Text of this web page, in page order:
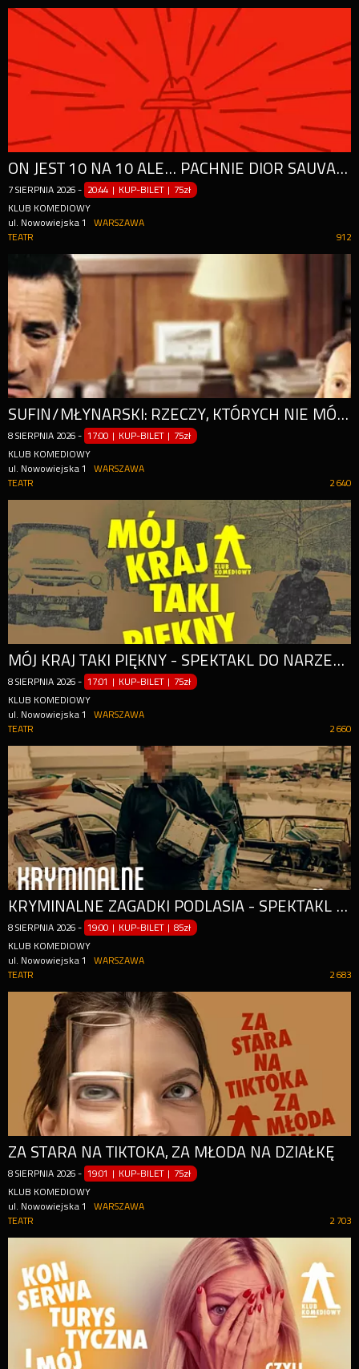
ON JEST 10 NA 10 ALE... PACHNIE DIOR SAUVAGE - RANDKI DLA WYBREDNYCH
7 SIERPNIA 2026 - 20:44 | KUP-BILET | 75zł
KLUB KOMEDIOWY
ul. Nowowiejska 1
WARSZAWA
912
TEATR
SUFIN/MŁYNARSKI: RZECZY, KTÓRYCH NIE MÓWIĘ SWOJEMU TERAPEUCIE
8 SIERPNIA 2026 - 17:00 | KUP-BILET | 75zł
KLUB KOMEDIOWY
ul. Nowowiejska 1
WARSZAWA
2 640
TEATR
MÓJ KRAJ TAKI PIĘKNY - SPEKTAKL DO NARZEKANIA | NOWOŚĆ
8 SIERPNIA 2026 - 17:01 | KUP-BILET | 75zł
KLUB KOMEDIOWY
ul. Nowowiejska 1
WARSZAWA
2 660
TEATR
KRYMINALNE ZAGADKI PODLASIA - SPEKTAKL IMPROWIZOWANY
8 SIERPNIA 2026 - 19:00 | KUP-BILET |85zł
KLUB KOMEDIOWY
ul. Nowowiejska 1
WARSZAWA
2 683
TEATR
ZA STARA NA TIKTOKA, ZA MŁODA NA DZIAŁKĘ
8 SIERPNIA 2026 - 19:01 | KUP-BILET | 75zł
KLUB KOMEDIOWY
ul. Nowowiejska 1
WARSZAWA
2 703
TEATR